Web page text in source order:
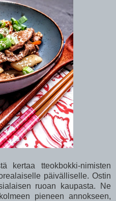
kertaa tteokbokki-nimisten
päivälliselle. Ostin
ruoan kaupasta. Ne
pieneen annokseen,